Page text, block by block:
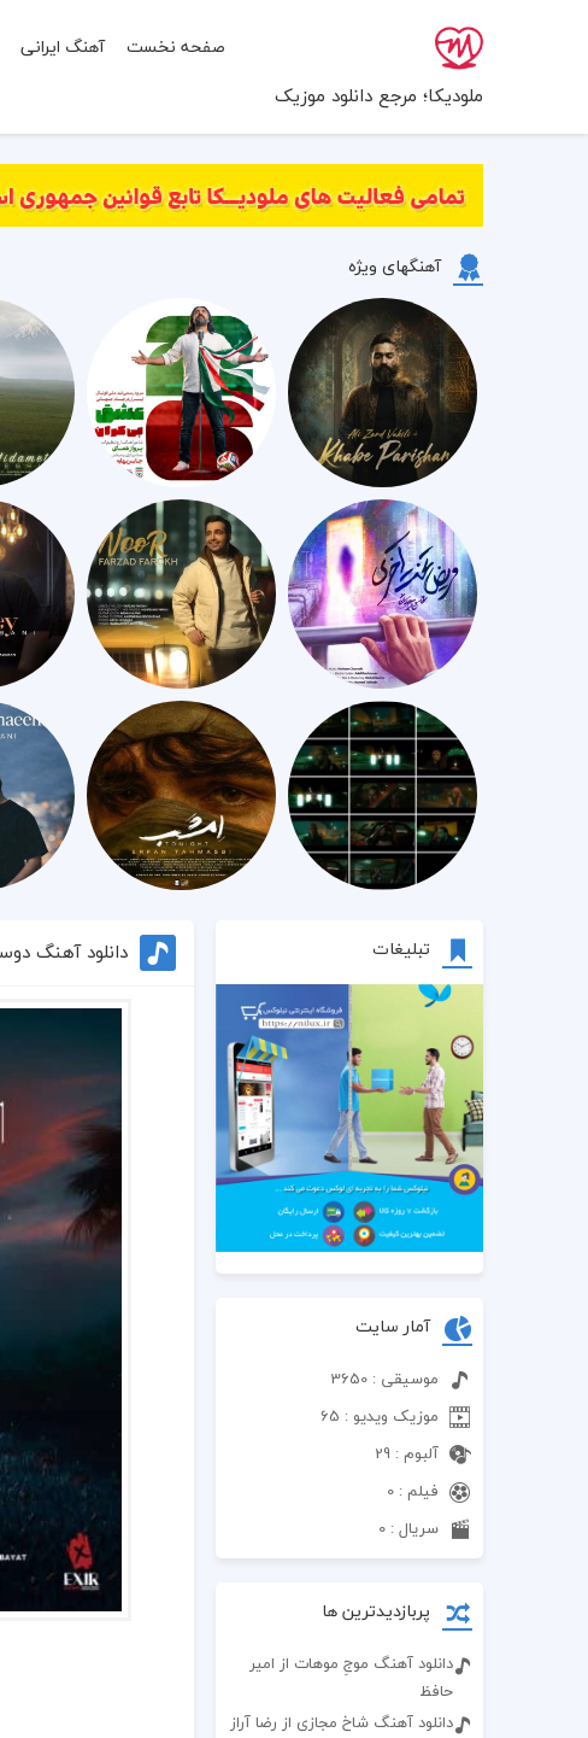
ملودیکا؛ مرجع دانلود موزیک
صفحه نخست آهنگ ایرانی
آهنگهای ویژه
تبلیغات
آمار سایت
موسیقی : 3650
موزیک ویدیو : 65
آلبوم : 29
فیلم : 0
سریال : 0
پربازدیدترین ها
دانلود آهنگ موجِ موهات از امیر
حافظ
دانلود آهنگ شاخ مجازی از رضا آراز
دانلود آهنگ